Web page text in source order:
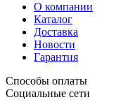
О компании
Каталог
Доставка
Новости
Гарантия
Способы оплаты
Социальные сети